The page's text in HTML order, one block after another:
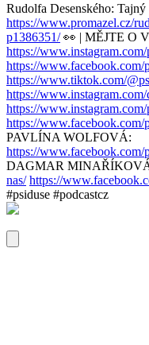
Rudolfa Desenského: Tajný
https://www.promazel.cz/
p1386351/👀 | MĚJTE O
https://www.instagram.com/
https://www.facebook.com/
https://www.tiktok.com/
https://
https://
https://www.facebook.com/
PAVLÍNA WOLFOVÁ:
https://
DAGMAR
nas/ https://
#psiduse #podcastcz